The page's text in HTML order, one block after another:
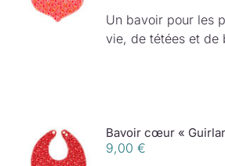
Un bavoir pour les
vie, de tétées et de
Bavoir cœur «
9,00 €